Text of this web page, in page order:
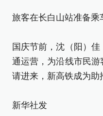
旅客在长白山站准备乘
国庆节前，沈（阳）
通运营，为沿线市民游
请进来，新高铁成为助
新华社发